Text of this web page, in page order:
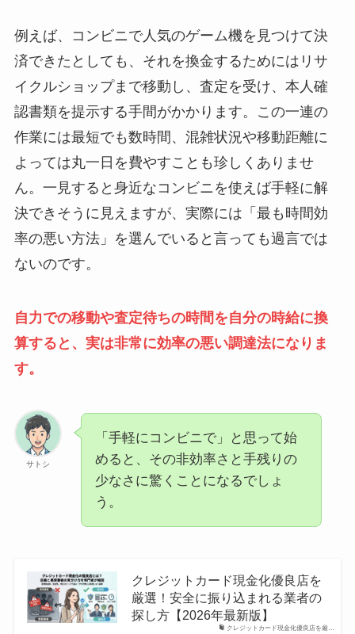
例えば、コンビニで人気のゲーム機を見つけて決
済できたとしても、それを換金するためにはリサ
イクルショップまで移動し、査定を受け、本人確
認書類を提示する手間がかかります。この一連の
作業には最短でも数時間、混雑状況や移動距離に
よっては丸一日を費やすことも珍しくありませ
ん。一見すると身近なコンビニを使えば手軽に解
決できそうに見えますが、実際には「最も時間効
率の悪い方法」を選んでいると言っても過言では
ないのです。
自力での移動や査定待ちの時間を自分の時給に換
算すると、実は非常に効率の悪い調達法になりま
す。
サトシ
「手軽にコンビニで」と思って始
めると、その非効率さと手残りの
少なさに驚くことになるでしょ
う。
クレジットカード現金化優良店を厳…
クレジットカード現金化優良店を
厳選！安全に振り込まれる業者の
探し方【2026年最新版】